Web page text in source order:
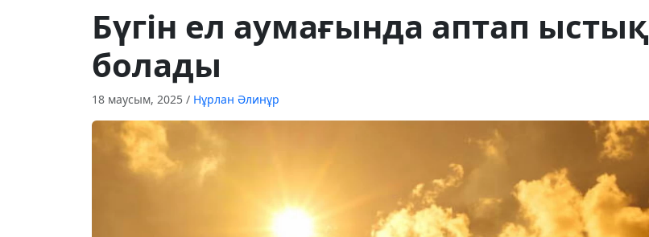
Бүгін ел аумағында аптап ыстық
болады
18 маусым, 2025 / Нұрлан Әлинұр